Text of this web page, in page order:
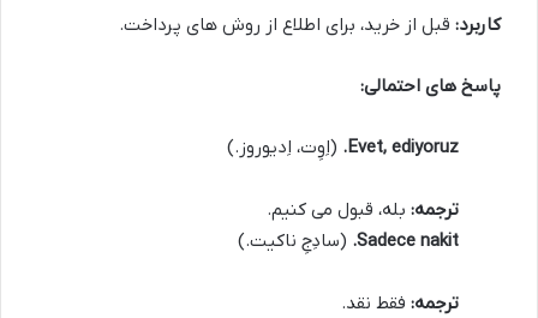
کاربرد: قبل از خرید، برای اطلاع از روش های پرداخت.
پاسخ های احتمالی:
Evet, ediyoruz. (اِوِت، اِدیوروز.)
ترجمه: بله، قبول می کنیم.
Sadece nakit. (سادِجِ ناکیت.)
ترجمه: فقط نقد.